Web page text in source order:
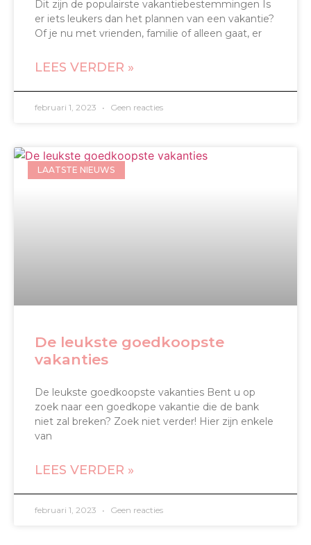
Dit zijn de populairste vakantiebestemmingen Is
er iets leukers dan het plannen van een vakantie?
Of je nu met vrienden, familie of alleen gaat, er
LEES VERDER »
februari 1, 2023 Geen reacties
LAATSTE NIEUWS
De leukste goedkoopste
vakanties
De leukste goedkoopste vakanties Bent u op
zoek naar een goedkope vakantie die de bank
niet zal breken? Zoek niet verder! Hier zijn enkele
van
LEES VERDER »
februari 1, 2023 Geen reacties